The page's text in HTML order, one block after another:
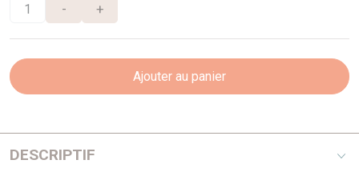
- +
Ajouter au panier
DESCRIPTIF